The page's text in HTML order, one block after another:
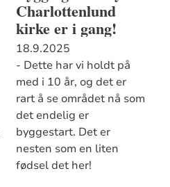
Charlottenlund
kirke er i gang!
18.9.2025
- Dette har vi holdt på
med i 10 år, og det er
rart å se området nå som
det endelig er
byggestart. Det er
nesten som en liten
fødsel det her!